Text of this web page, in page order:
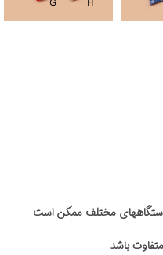
مختلف ممکن است